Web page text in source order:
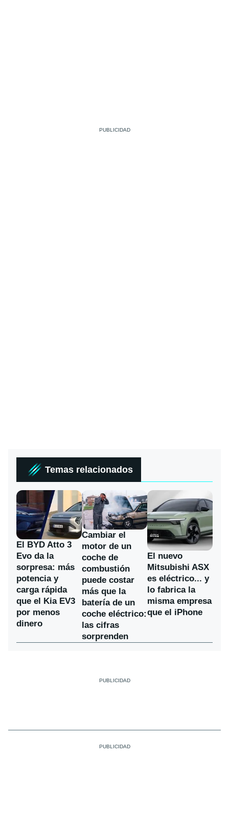
Temas relacionados
El BYD Atto 3
Evo da la
sorpresa: más
potencia y
carga rápida
que el Kia EV3
por menos
dinero
Cambiar el
motor de un
coche de
combustión
puede costar
más que la
batería de un
coche eléctrico:
las cifras
sorprenden
El nuevo
Mitsubishi ASX
es eléctrico... y
lo fabrica la
misma empresa
que el iPhone